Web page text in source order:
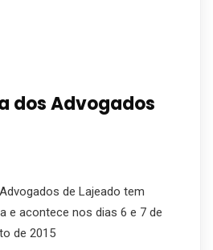
dos Advogados
de Lajeado tem
e acontece nos dias 6 e 7 de
de 2015